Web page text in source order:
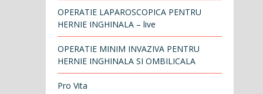
OPERATIE LAPAROSCOPICA PENTRU
HERNIE INGHINALA – live
OPERATIE MINIM INVAZIVA PENTRU
HERNIE INGHINALA SI OMBILICALA
Pro Vita